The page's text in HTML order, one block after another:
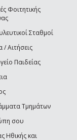
Φοιτητικής
Σταθμοί
/ Αιτήσεις
Παιδείας
Τμημάτων
σου
Ηθικής και